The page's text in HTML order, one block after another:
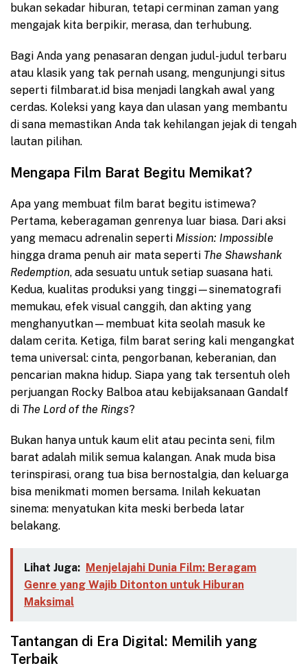
bukan sekadar hiburan, tetapi cerminan zaman yang
mengajak kita berpikir, merasa, dan terhubung.
Bagi Anda yang penasaran dengan judul-judul terbaru
atau klasik yang tak pernah usang, mengunjungi situs
seperti filmbarat.id bisa menjadi langkah awal yang
cerdas. Koleksi yang kaya dan ulasan yang membantu
di sana memastikan Anda tak kehilangan jejak di tengah
lautan pilihan.
Mengapa Film Barat Begitu Memikat?
Apa yang membuat film barat begitu istimewa?
Pertama, keberagaman genrenya luar biasa. Dari aksi
yang memacu adrenalin seperti Mission: Impossible
hingga drama penuh air mata seperti The Shawshank
Redemption, ada sesuatu untuk setiap suasana hati.
Kedua, kualitas produksi yang tinggi—sinematografi
memukau, efek visual canggih, dan akting yang
menghanyutkan—membuat kita seolah masuk ke
dalam cerita. Ketiga, film barat sering kali mengangkat
tema universal: cinta, pengorbanan, keberanian, dan
pencarian makna hidup. Siapa yang tak tersentuh oleh
perjuangan Rocky Balboa atau kebijaksanaan Gandalf
di The Lord of the Rings?
Bukan hanya untuk kaum elit atau pecinta seni, film
barat adalah milik semua kalangan. Anak muda bisa
terinspirasi, orang tua bisa bernostalgia, dan keluarga
bisa menikmati momen bersama. Inilah kekuatan
sinema: menyatukan kita meski berbeda latar
belakang.
Lihat Juga: Menjelajahi Dunia Film: Beragam
Genre yang Wajib Ditonton untuk Hiburan
Maksimal
Tantangan di Era Digital: Memilih yang
Terbaik